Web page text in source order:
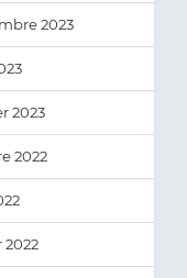
2023
2023
2022
2022